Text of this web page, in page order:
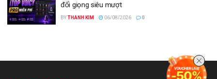
đổi giọng siêu mượt
BYTHANH KIM 06/08/2026 0